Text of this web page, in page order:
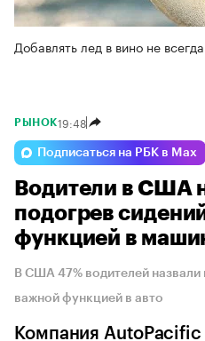
Добавлять лед в вино не
РЫНОК19:48
Подписаться на РБК в Max
Водители в США
подогрев
функцией в
В США 47% водителей
важной функцией в авто
Компания AutoPacific